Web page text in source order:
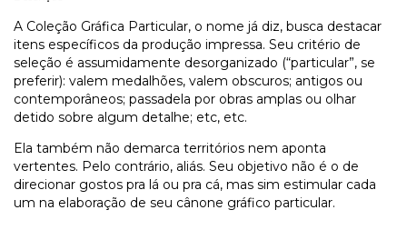
A Coleção Gráfica Particular, o nome já diz, busca destacar
itens específicos da produção impressa. Seu critério de
seleção é assumidamente desorganizado (“particular”, se
preferir): valem medalhões, valem obscuros; antigos ou
contemporâneos; passadela por obras amplas ou olhar
detido sobre algum detalhe; etc, etc.
Ela também não demarca territórios nem aponta
vertentes. Pelo contrário, aliás. Seu objetivo não é o de
direcionar gostos pra lá ou pra cá, mas sim estimular cada
um na elaboração de seu cânone gráfico particular.